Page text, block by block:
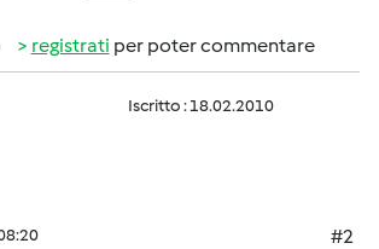
registrati per poter commentare
Iscritto : 18.02.2010
#2